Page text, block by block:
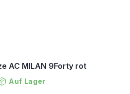
AC MILAN 9Forty rot
Auf Lager